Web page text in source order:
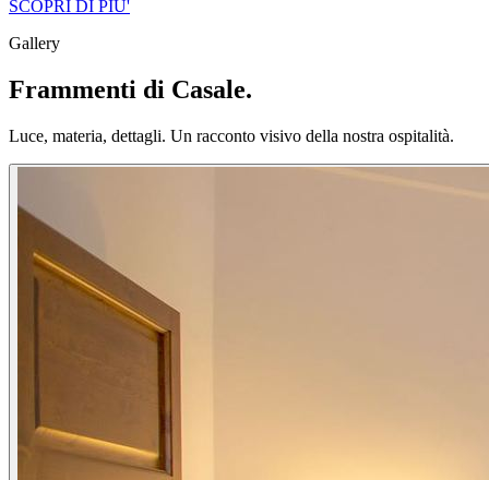
SCOPRI DI PIU'
Gallery
Frammenti di Casale.
Luce, materia, dettagli. Un racconto visivo della nostra ospitalità.